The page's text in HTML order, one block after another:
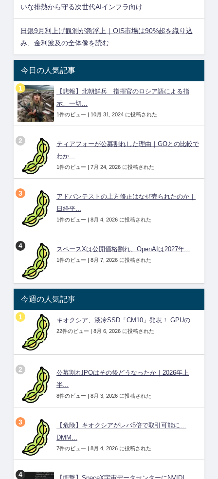
いな排熱から守る次世代AIインフラ向け
日銀9月利上げ観測が急浮上｜OIS市場は90%超を織り込
み、金利波及の全体像を読む
今日の人気記事
【悲報】北朝鮮兵 指揮官のロシア語による指
示、一切...
1件のビュー | 10月 31, 2024 に投稿された
ティアフォーが公募割れした理由｜GOとの比較で
わか...
1件のビュー | 7月 24, 2026 に投稿された
アドバンテストの上方修正はなぜ売られたのか｜
日経平...
1件のビュー | 8月 4, 2026 に投稿された
スペースXは公開価格割れ、OpenAIは2027年...
1件のビュー | 8月 7, 2026 に投稿された
今週の人気記事
キオクシア、液冷SSD「CM10」発表！ GPUの...
22件のビュー | 8月 6, 2026 に投稿された
公募割れIPOはその後どうなったか｜2026年上
半...
8件のビュー | 8月 3, 2026 に投稿された
【危険】キオクシアがレバ5倍で取引可能に…
DMM...
7件のビュー | 8月 4, 2026 に投稿された